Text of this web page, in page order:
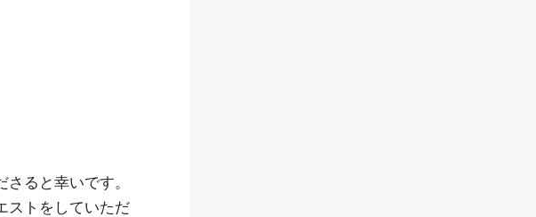
ると幸いです。
ストをしていただ